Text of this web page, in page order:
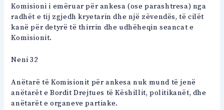
Komisioni i emëruar për ankesa (ose parashtresa) nga
radhët e tij zgjedh kryetarin dhe një zëvendës, të cilët
kanë për detyrë të thirrin dhe udhëheqin seancat e
Komisionit.
Neni 32
Anëtarë të Komisionit për ankesa nuk mund të jenë
anëtarët e Bordit Drejtues të Këshillit, politikanët, dhe
anëtarët e organeve partiake.